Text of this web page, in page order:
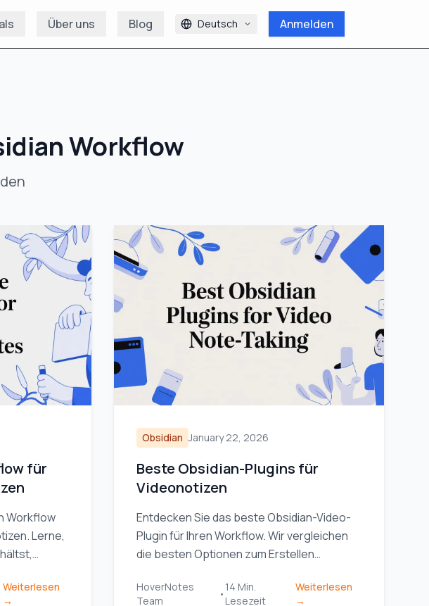
Über uns Blog Deutsch Anmelden
Workflow
für
Workflow
Lerne,
Weiterlesen
→
Obsidian January 22, 2026
Beste Obsidian-Plugins für
Videonotizen
Entdecken Sie das beste Obsidian-Video-
Plugin für Ihren Workflow. Wir vergleichen
die besten Optionen zum Erstellen
Udemy und lokalen Videos.
HoverNotes
Team
•
14 Min.
Lesezeit
Weiterlesen
→